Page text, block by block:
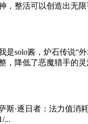
，整活可以创造出无
是solo酱，炉石传说“
，降低了恶魔猎手的灵
斯·逐日者：法力值消
...